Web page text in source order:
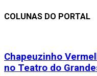
COLUNAS DO PORTAL
Chapeuzinho
no Teatro do